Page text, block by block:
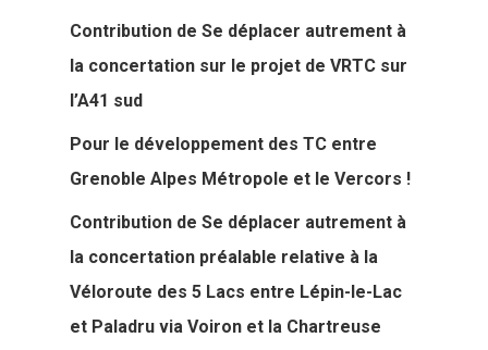
Contribution de Se déplacer autrement à
la concertation sur le projet de VRTC sur
l’A41 sud
Pour le développement des TC entre
Grenoble Alpes Métropole et le Vercors !
Contribution de Se déplacer autrement à
la concertation préalable relative à la
Véloroute des 5 Lacs entre Lépin-le-Lac
et Paladru via Voiron et la Chartreuse